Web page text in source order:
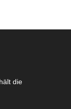
die